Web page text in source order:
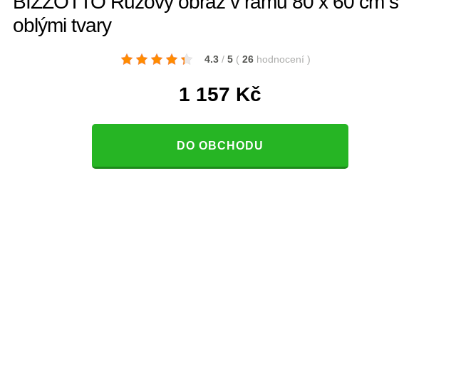
oblými tvary
4.3 / 5 ( 26 hodnocení )
1 157 Kč
DO OBCHODU